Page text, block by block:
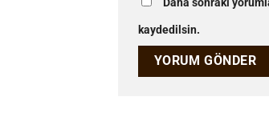
Daha sonraki
kaydedilsin.